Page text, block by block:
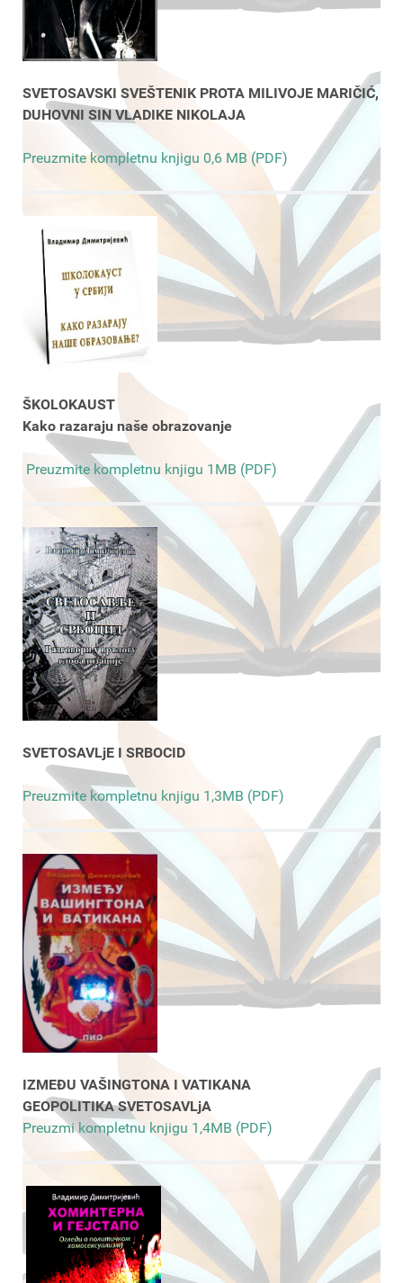
SVETOSAVSKI SVEŠTENIK PROTA MILIVOJE MARIČIĆ,
DUHOVNI SIN VLADIKE NIKOLAJA
Preuzmite kompletnu knjigu 0,6 MB (PDF)
ŠKOLOKAUST
Kako razaraju naše obrazovanje
Preuzmite kompletnu knjigu 1MB (PDF)
SVETOSAVLjE I SRBOCID
Preuzmite kompletnu knjigu 1,3MB (PDF)
IZMEĐU VAŠINGTONA I VATIKANA
GEOPOLITIKA SVETOSAVLjA
Preuzmi kompletnu knjigu 1,4MB (PDF)